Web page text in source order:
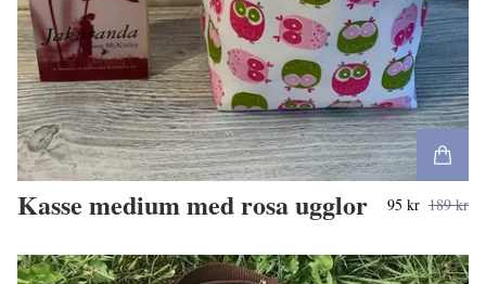
Kasse medium med rosa ugglor 95 kr 189 kr